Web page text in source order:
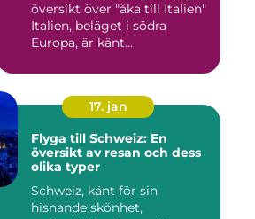
översikt över "åka till Italien"
Italien, beläget i södra
Europa, är känt...
17. jan
Flyga till Schweiz: En
översikt av resan och dess
olika typer
Schweiz, känt för sin
hisnande skönhet,